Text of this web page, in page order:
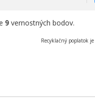
9vernostných bodov.
Recyklačný poplatok